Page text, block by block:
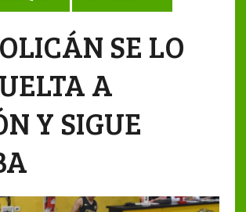
SE LO
A
Y SIGUE